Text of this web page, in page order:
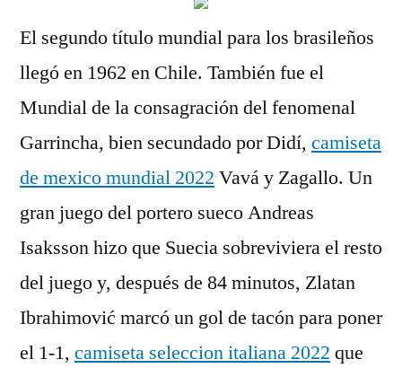
El segundo título mundial para los brasileños
llegó en 1962 en Chile. También fue el
Mundial de la consagración del fenomenal
Garrincha, bien secundado por Didí, camiseta
de mexico mundial 2022 Vavá y Zagallo. Un
gran juego del portero sueco Andreas
Isaksson hizo que Suecia sobreviviera el resto
del juego y, después de 84 minutos, Zlatan
Ibrahimović marcó un gol de tacón para poner
el 1-1, camiseta seleccion italiana 2022 que